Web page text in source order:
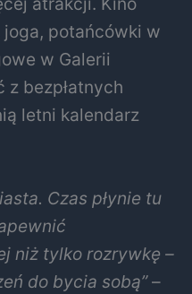
potańcówki w
w Galerii
z bezpłatnych
letni kalendarz
Czas płynie tu
niż tylko rozrywkę –
do bycia sobą”–